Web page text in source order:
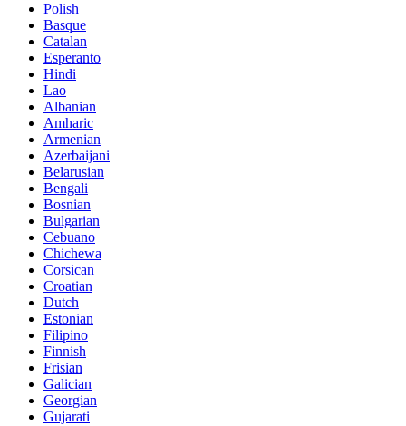
Polish
Basque
Catalan
Esperanto
Hindi
Lao
Albanian
Amharic
Armenian
Azerbaijani
Belarusian
Bengali
Bosnian
Bulgarian
Cebuano
Chichewa
Corsican
Croatian
Dutch
Estonian
Filipino
Finnish
Frisian
Galician
Georgian
Gujarati